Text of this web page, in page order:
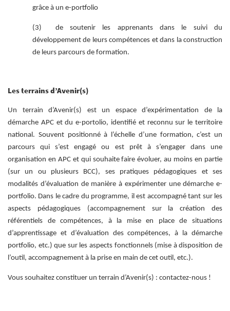
grâce à un e-portfolio
(3) de soutenir les apprenants dans le suivi du
développement de leurs compétences et dans la construction
de leurs parcours de formation.
Les terrains d’Avenir(s)
Un terrain d’Avenir(s) est un espace d’expérimentation de la
démarche APC et du e-portolio, identifié et reconnu sur le territoire
national. Souvent positionné à l’échelle d’une formation, c’est un
parcours qui s’est engagé ou est prêt à s’engager dans une
organisation en APC et qui souhaite faire évoluer, au moins en partie
(sur un ou plusieurs BCC), ses pratiques pédagogiques et ses
modalités d’évaluation de manière à expérimenter une démarche e-
portfolio. Dans le cadre du programme, il est accompagné tant sur les
aspects pédagogiques (accompagnement sur la création des
référentiels de compétences, à la mise en place de situations
d’apprentissage et d’évaluation des compétences, à la démarche
portfolio, etc.) que sur les aspects fonctionnels (mise à disposition de
l’outil, accompagnement à la prise en main de cet outil, etc.).
Vous souhaitez constituer un terrain d’Avenir(s) : contactez-nous !